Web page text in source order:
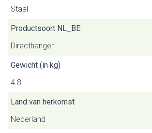
Staal
Productsoort NL_BE
Directhanger
Gewicht (in kg)
4.8
Land van herkomst
Nederland